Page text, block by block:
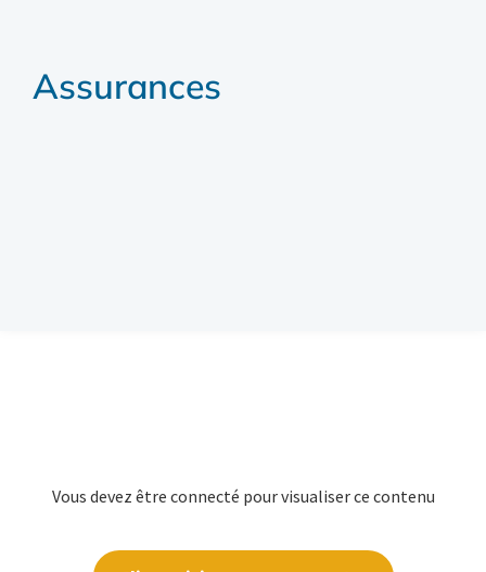
Assurances
Vous devez être connecté pour visualiser ce contenu